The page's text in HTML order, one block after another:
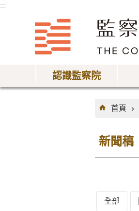
:::
認識監察院
:::
首頁
新聞稿
全部